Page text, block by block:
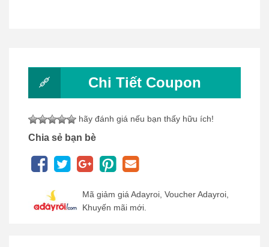
Chi Tiết Coupon
hãy đánh giá nếu bạn thấy hữu ích!
Chia sẻ bạn bè
Mã giảm giá Adayroi, Voucher Adayroi,
Khuyến mãi mới.